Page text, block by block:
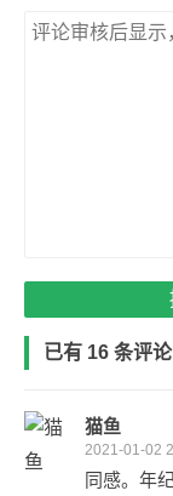
已有 16 条评论
猫鱼
2021-01-02
同感。年